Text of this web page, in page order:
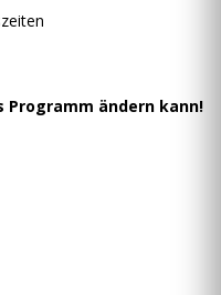
Programm ändern kann!